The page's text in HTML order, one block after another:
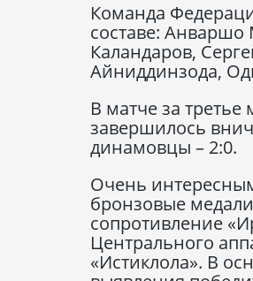
Команда
составе:
Каландаров,
Айниддинзода,
В матче за
завершилось
динамовцы – 2:0.
Очень
бронзовые
сопротивление
Центрального
«Истиклола». В